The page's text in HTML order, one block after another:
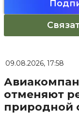
09.08.2026, 17:58
отменяют
природной